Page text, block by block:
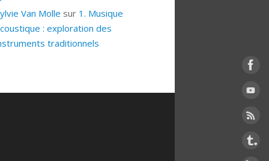
Van Molle sur 1. Musique
: exploration des
traditionnels